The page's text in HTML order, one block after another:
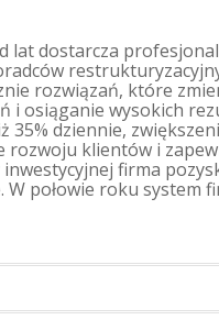
dostarcza
rozwiązań, które
i osiąganie wysokich
35% dziennie,
rozwoju klientów i
firma
połowie roku system